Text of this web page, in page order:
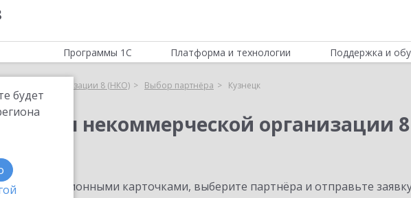
будет
Программы 1С Платформа и технологии Поддержка и
организации 8 (НКО) Выбор партнёра Кузнецк
некоммерческой организации
с информационными карточками, выберите партнёра и отправьте